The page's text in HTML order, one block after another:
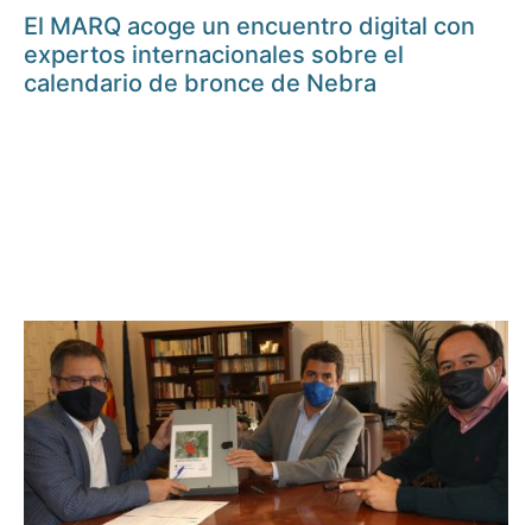
El MARQ acoge un encuentro digital con
expertos internacionales sobre el
calendario de bronce de Nebra